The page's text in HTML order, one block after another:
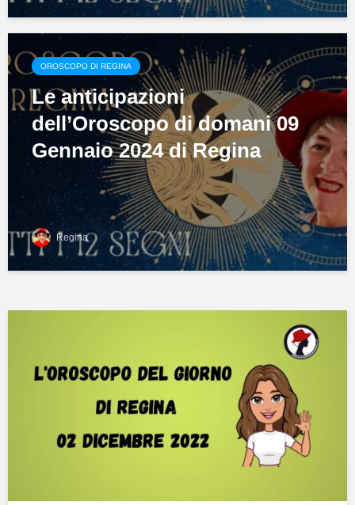
OROSCOPO DI REGINA
Le anticipazioni
dell’Oroscopo di domani 09
Gennaio 2024 di Regina
Regina